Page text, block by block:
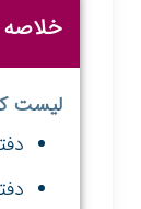
لیست
دفتر